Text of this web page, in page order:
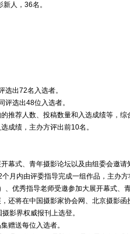
人，36名。
选出72名入选者。
评选出48位入选者。
推荐人数、投稿数量和入选成绩等，
成绩，主办方评出前10名。
幕式、青年摄影论坛以及由组委会邀
月内由评委指导完成一组作品，主办
、优秀指导老师受邀参加大展开幕式、
还将在中国摄影家协会网、北京摄影
影界权威报刊上选登。
赠送每位入选者。